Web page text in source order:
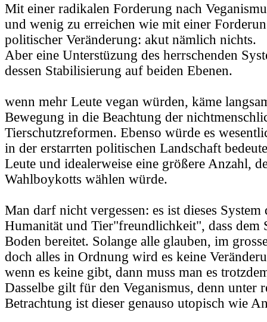
Mit einer radikalen Forderung nach
und wenig zu erreichen wie mit einer
politischer Veränderung: akut nämlich nichts.
Aber eine Unterstüzung des herrschenden
dessen Stabilisierung auf beiden Ebenen.
wenn mehr Leute vegan würden, käme
Bewegung in die Beachtung der
Tierschutzreformen. Ebenso würde es
in der erstarrten politischen Landschaft
Leute und idealerweise eine größere Anzahl,
Wahlboykotts wählen würde.
Man darf nicht vergessen: es ist dieses System
Humanität und Tier"freundlichkeit", dass dem
Boden bereitet. Solange alle glauben, im
doch alles in Ordnung wird es keine
wenn es keine gibt, dann muss man es
Dasselbe gilt für den Veganismus, denn unter
Betrachtung ist dieser genauso utopisch wie